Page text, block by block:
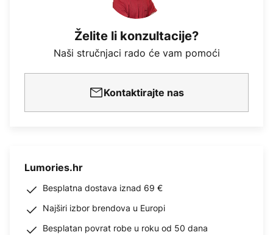
Želite li konzultacije?
Naši stručnjaci rado će vam pomoći
Kontaktirajte nas
Lumories.hr
Besplatna dostava iznad 69 €
Najširi izbor brendova u Europi
Besplatan povrat robe u roku od 50 dana